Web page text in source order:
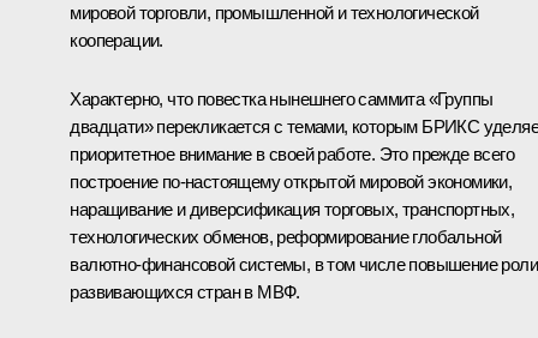
мировой торговли, промышленной и технологической
кооперации.
Характерно, что повестка нынешнего саммита «Группы
двадцати» перекликается с темами, которым БРИКС
приоритетное внимание в своей работе. Это прежде всего
построение по‑настоящему открытой мировой экономики,
наращивание и диверсификация торговых, транспортных,
технологических обменов, реформирование глобальной
валютно-финансовой системы, в том числе повышение роли
развивающихся стран в МВФ.